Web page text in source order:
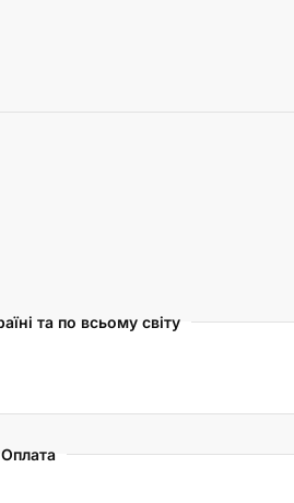
та по всьому світу
Оплата